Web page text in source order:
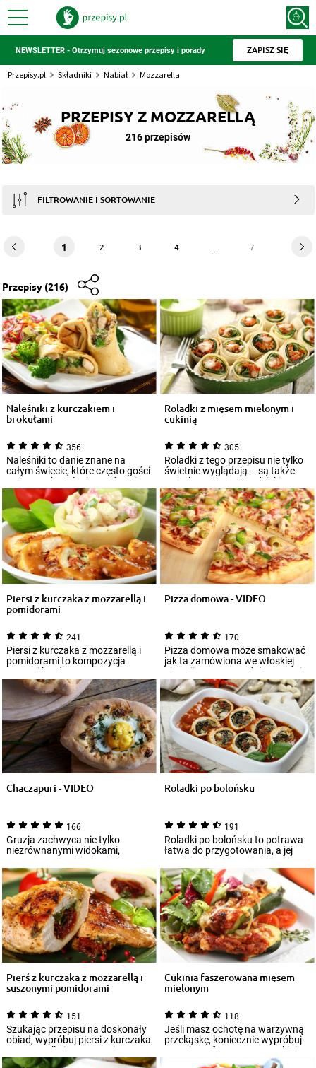
NEWSLETTER - Otrzymuj sezonowe przepisy i porady ZAPISZ SIĘ
Przepisy.pl Składniki Nabiał Mozzarella
PRZEPISY Z MOZZARELLĄ
216 przepisów
FILTROWANIE I SORTOWANIE
1 2 3 4 7
Przepisy (216)
Naleśniki z kurczakiem i
brokułami
356
Naleśniki to danie znane na
całym świecie, które często gości
na naszych stołach. Trudno się
temu...
Roladki z mięsem mielonym i
cukinią
305
Roladki z tego przepisu nie tylko
świetnie wyglądają – są także
wyjątkowo smaczne dzięki
połączen...
Piersi z kurczaka z mozzarellą i
pomidorami
241
Piersi z kurczaka z mozzarellą i
pomidorami to kompozycja
prosta i bardzo smaczna.
Połączenie del...
Pizza domowa - VIDEO
170
Pizza domowa może smakować
jak ta zamówiona we włoskiej
pizzerii. Wystarczy dobry przepis,
trochę...
Chaczapuri - VIDEO
166
Gruzja zachwyca nie tylko
niezrównanymi widokami,
przyrodą, ale także kuchnią,
która stanowi praw...
Roladki po bolońsku
191
Roladki po bolońsku to potrawa
łatwa do przygotowania, a jej
smak jest z wyższej półki. Oto
jeden...
Pierś z kurczaka z mozzarellą i
suszonymi pomidorami
151
Szukając przepisu na doskonały
obiad, wypróbuj piersi z kurczaka
z mozzarellą i suszonymi
pomidor...
Cukinia faszerowana mięsem
mielonym
118
Jeśli masz ochotę na warzywną
przekąskę, koniecznie wypróbuj
przepis na faszerowaną cukinię z